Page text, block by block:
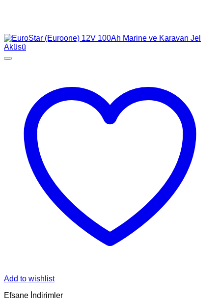
Add to wishlist
Efsane İndirimler